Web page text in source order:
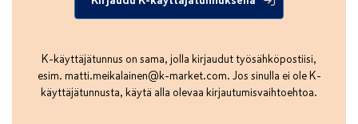
K-käyttäjätunnus on sama, jolla kirjaudut työsähköpostiisi,
esim. matti.meikalainen@k-market.com. Jos sinulla ei ole K-
käyttäjätunnusta, käytä alla olevaa kirjautumisvaihtoehtoa.